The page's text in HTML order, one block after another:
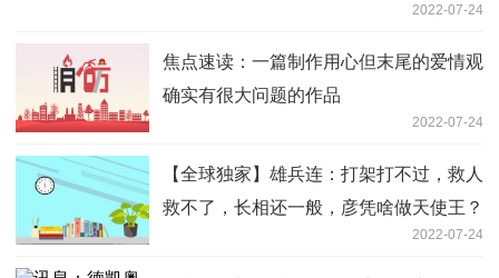
2022-07-24
焦点速读：一篇制作用心但末尾的爱情观
确实有很大问题的作品
2022-07-24
【全球独家】雄兵连：打架打不过，救人
救不了，长相还一般，彦凭啥做天使王？
2022-07-24